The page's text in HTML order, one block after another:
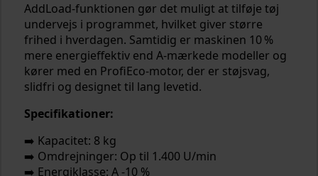
AddLoad-funktionen gør det muligt at tilføje tøj
undervejs i programmet, hvilket giver større
frihed i hverdagen. Samtidig er maskinen 10 %
mere energieffektiv end A-mærkede modeller og
kører med en ProfiEco-motor, der er støjsvag,
slidfri og designet til lang levetid.
Specifikationer:
➡️ Kapacitet: 8 kg
➡️ Omdrejninger: Op til 1.400 U/min
➡️ Energiklasse: A -10 %